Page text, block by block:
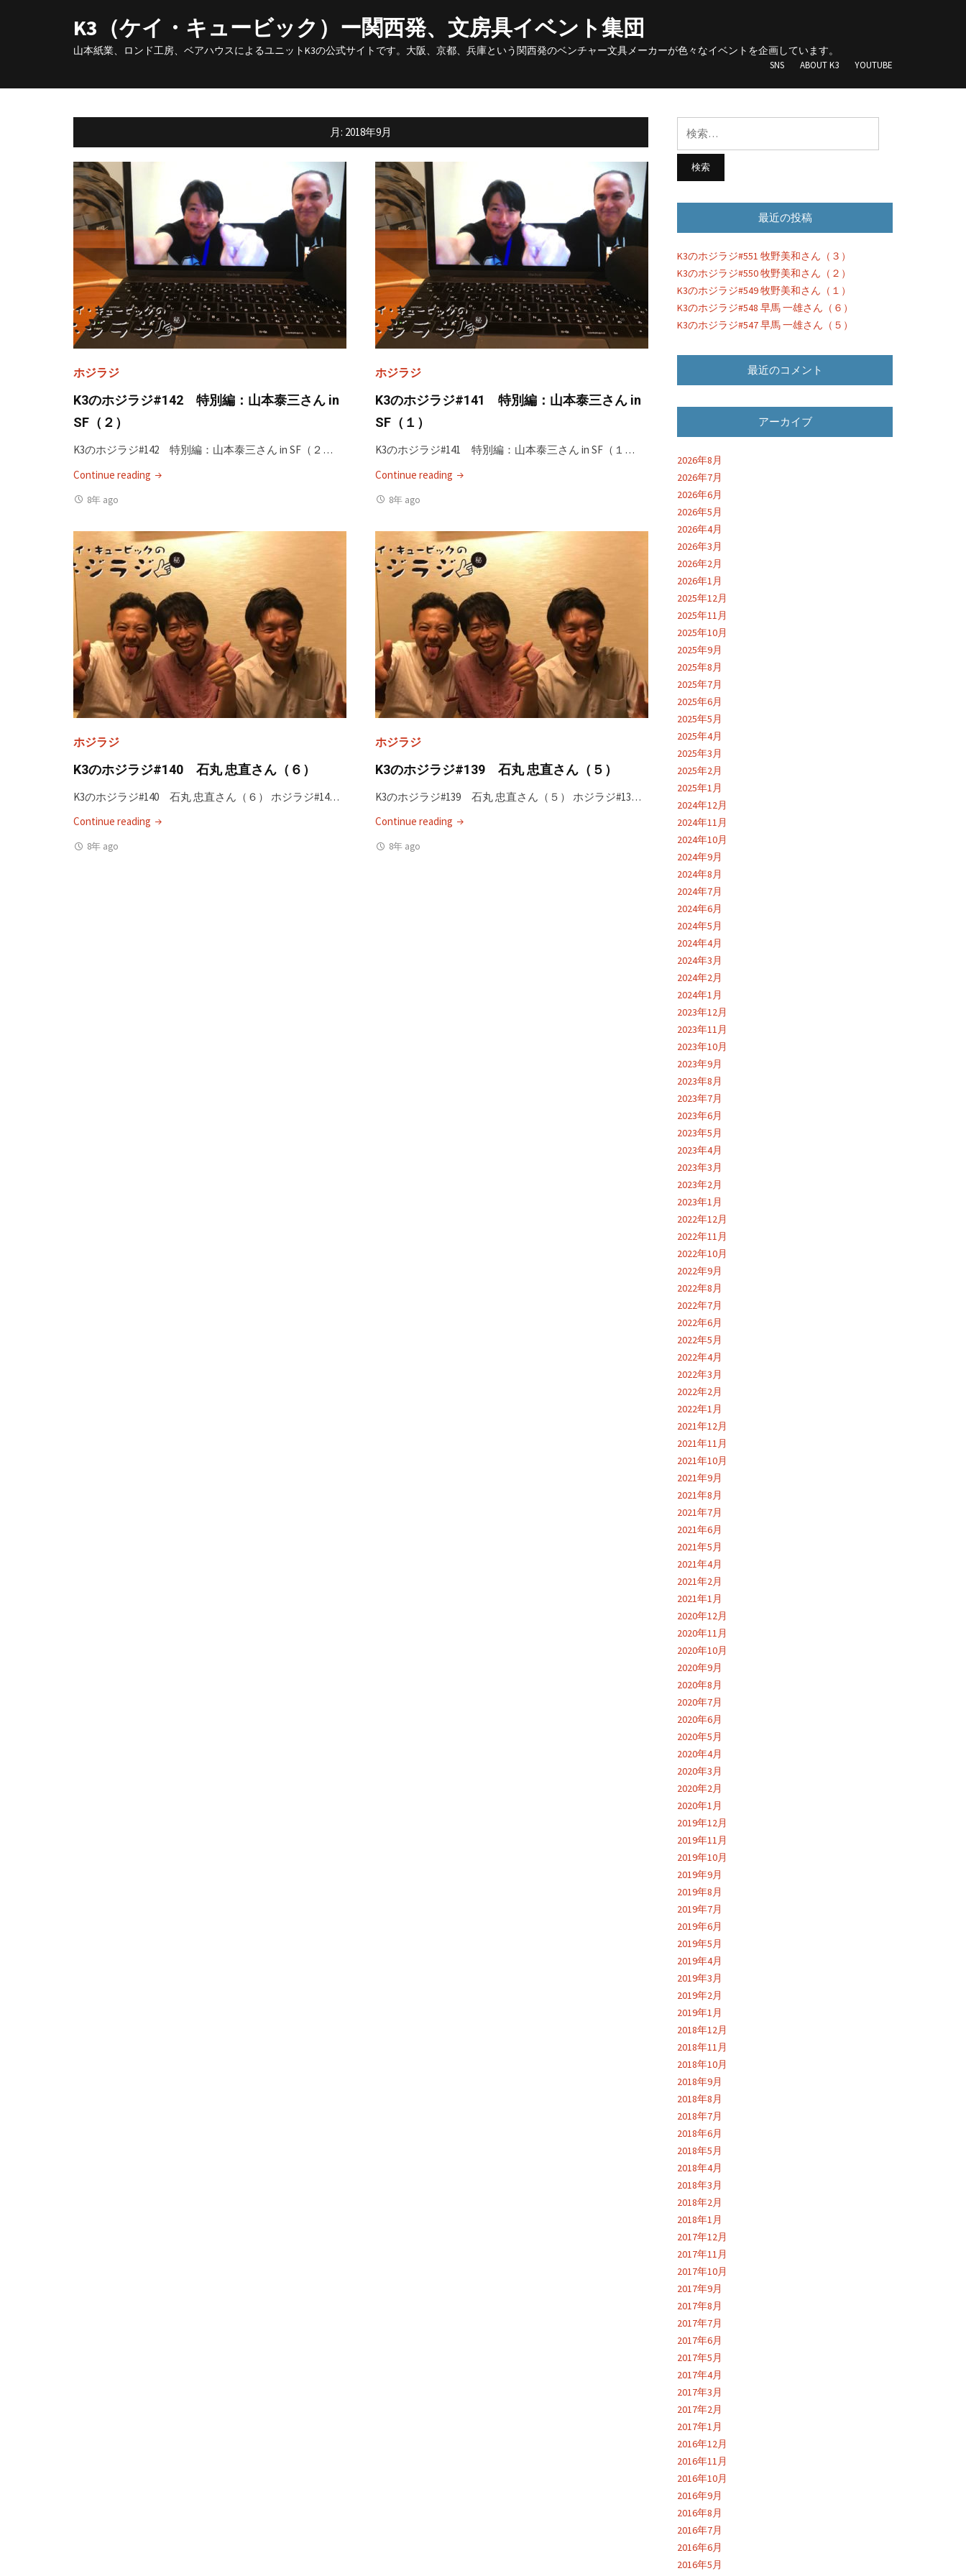
to
content
K3（ケイ・キュービック）ー関西発、文房具イベント集団
山本紙業、ロンド工房、ベアハウスによるユニットK3の公式サイトです。大阪、京都、兵庫という関西発のベンチャー文具メーカーが色々なイベントを企画しています。
SNS ABOUT K3 YOUTUBE
月: 2018年9月
ホジラジ
K3のホジラジ#142 特別編：山本泰三さん in
SF（２）
K3のホジラジ#142 特別編：山本泰三さん in SF（２…
Continue reading "K3
ジ
ラ
ジ
#142
特
別
編：
山
本
泰
ん
SF（２）"
8年 ago
ホジラジ
K3のホジラジ#141 特別編：山本泰三さん in
SF（１）
K3のホジラジ#141 特別編：山本泰三さん in SF（１…
Continue reading "K3
ジ
ラ
ジ
#141
特
別
編：
山
本
泰
ん
SF（１）"
8年 ago
ホジラジ
K3のホジラジ#140 石丸 忠直さん（６）
K3のホジラジ#140 石丸 忠直さん（６） ホジラジ#14…
Continue reading "K3
8年 ago
ホジラジ
K3のホジラジ#139 石丸 忠直さん（５）
K3のホジラジ#139 石丸 忠直さん（５） ホジラジ#13…
Continue reading "K3
8年 ago
索:
最近の投稿
K3のホジラジ#551 牧野美和さん（３）
K3のホジラジ#550 牧野美和さん（２）
K3のホジラジ#549 牧野美和さん（１）
K3のホジラジ#548 早馬 一雄さん（６）
K3のホジラジ#547 早馬 一雄さん（５）
最近のコメント
アーカイブ
2026年8月
2026年7月
2026年6月
2026年5月
2026年4月
2026年3月
2026年2月
2026年1月
2025年12月
2025年11月
2025年10月
2025年9月
2025年8月
2025年7月
2025年6月
2025年5月
2025年4月
2025年3月
2025年2月
2025年1月
2024年12月
2024年11月
2024年10月
2024年9月
2024年8月
2024年7月
2024年6月
2024年5月
2024年4月
2024年3月
2024年2月
2024年1月
2023年12月
2023年11月
2023年10月
2023年9月
2023年8月
2023年7月
2023年6月
2023年5月
2023年4月
2023年3月
2023年2月
2023年1月
2022年12月
2022年11月
2022年10月
2022年9月
2022年8月
2022年7月
2022年6月
2022年5月
2022年4月
2022年3月
2022年2月
2022年1月
2021年12月
2021年11月
2021年10月
2021年9月
2021年8月
2021年7月
2021年6月
2021年5月
2021年4月
2021年2月
2021年1月
2020年12月
2020年11月
2020年10月
2020年9月
2020年8月
2020年7月
2020年6月
2020年5月
2020年4月
2020年3月
2020年2月
2020年1月
2019年12月
2019年11月
2019年10月
2019年9月
2019年8月
2019年7月
2019年6月
2019年5月
2019年4月
2019年3月
2019年2月
2019年1月
2018年12月
2018年11月
2018年10月
2018年9月
2018年8月
2018年7月
2018年6月
2018年5月
2018年4月
2018年3月
2018年2月
2018年1月
2017年12月
2017年11月
2017年10月
2017年9月
2017年8月
2017年7月
2017年6月
2017年5月
2017年4月
2017年3月
2017年2月
2017年1月
2016年12月
2016年11月
2016年10月
2016年9月
2016年8月
2016年7月
2016年6月
2016年5月